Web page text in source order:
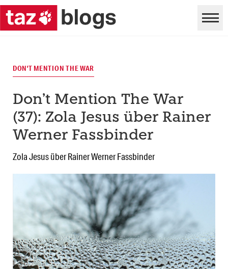
DON'T MENTION THE WAR
Don’t Mention The War
(37): Zola Jesus über Rainer
Werner Fassbinder
Zola Jesus über Rainer Werner Fassbinder